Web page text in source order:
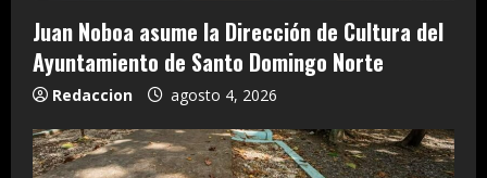
Juan Noboa asume la Dirección de Cultura del
Ayuntamiento de Santo Domingo Norte
Redaccion agosto 4, 2026